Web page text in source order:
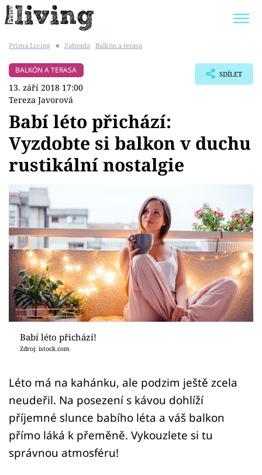
BYDLENÍ SLAVNÝCH
Témata
Bydlení
Zahrada
Design
Sledujte prima+
Přihlášení
Sledujte nás
Prima Living ■ Zahrada Balkón a terasa
BALKÓN A TERASA
13. září 2018 17:00
Tereza Javorová
SDÍLET
Babí léto přichází:
Vyzdobte si balkon v duchu
rustikální nostalgie
Babí léto přichází!
Zdroj: istock.com
Léto má na kahánku, ale podzim ještě zcela
neudeřil. Na posezení s kávou dohlíží
příjemné slunce babího léta a váš balkon
přímo láká k přeměně. Vykouzlete si tu
správnou atmosféru!